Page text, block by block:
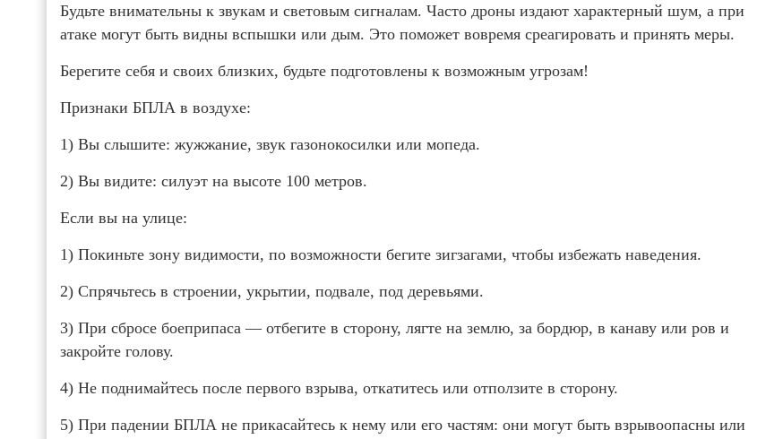
Будьте внимательны к звукам и световым сигналам. Часто дроны издают характерный шум, а при
атаке могут быть видны вспышки или дым. Это поможет вовремя среагировать и принять меры.
Берегите себя и своих близких, будьте подготовлены к возможным угрозам!
Признаки БПЛА в воздухе:
1) Вы слышите: жужжание, звук газонокосилки или мопеда.
2) Вы видите: силуэт на высоте 100 метров.
Если вы на улице:
1) Покиньте зону видимости, по возможности бегите зигзагами, чтобы избежать наведения.
2) Спрячьтесь в строении, укрытии, подвале, под деревьями.
3) При сбросе боеприпаса — отбегите в сторону, лягте на землю, за бордюр, в канаву или ров и
закройте голову.
4) Не поднимайтесь после первого взрыва, откатитесь или отползите в сторону.
5) При падении БПЛА не прикасайтесь к нему или его частям: они могут быть взрывоопасны или